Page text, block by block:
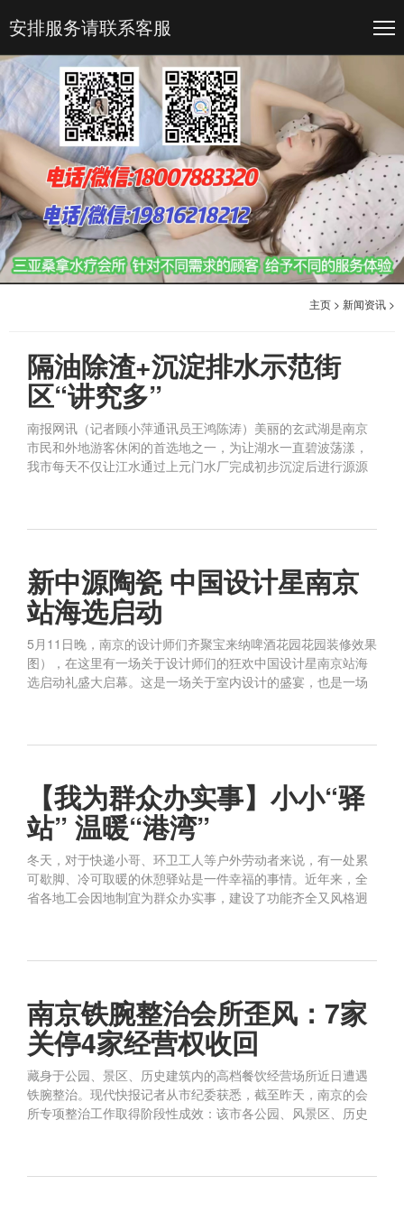
安排服务请联系客服
主页 > 新闻资讯 >
隔油除渣+沉淀排水示范街
区“讲究多”
南报网讯（记者顾小萍通讯员王鸿陈涛）美丽的玄武湖是南京
市民和外地游客休闲的首选地之一，为让湖水一直碧波荡漾，
我市每天不仅让江水通过上元门水厂完成初步沉淀后进行源源
新中源陶瓷 中国设计星南京
站海选启动
5月11日晚，南京的设计师们齐聚宝来纳啤酒花园花园装修效果
图），在这里有一场关于设计师们的狂欢中国设计星南京站海
选启动礼盛大启幕。这是一场关于室内设计的盛宴，也是一场
【我为群众办实事】小小“驿
站” 温暖“港湾”
冬天，对于快递小哥、环卫工人等户外劳动者来说，有一处累
可歇脚、冷可取暖的休憩驿站是一件幸福的事情。近年来，全
省各地工会因地制宜为群众办实事，建设了功能齐全又风格迥
南京铁腕整治会所歪风：7家
关停4家经营权收回
藏身于公园、景区、历史建筑内的高档餐饮经营场所近日遭遇
铁腕整治。现代快报记者从市纪委获悉，截至昨天，南京的会
所专项整治工作取得阶段性成效：该市各公园、风景区、历史